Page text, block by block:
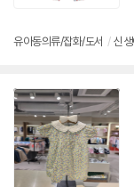
유아동의류/잡화/도서 / 신